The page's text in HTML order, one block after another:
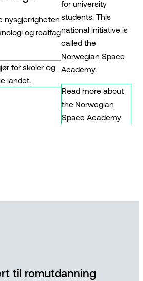
nysgjerrigheten
og realfag
for skoler og
landet.
for university
students. This
national initiative is
called the
Norwegian Space
Academy.
Read more about
the Norwegian
Space Academy
til romutdanning